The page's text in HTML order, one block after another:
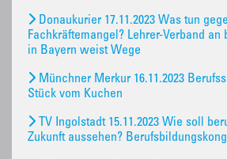
Donaukurier 17.11.2023 Was tun
Fachkräftemangel? Lehrer-Verband
in Bayern weist Wege
Münchner Merkur 16.11.2023
Stück vom Kuchen
TV Ingolstadt 15.11.2023 Wie soll
Zukunft aussehen?